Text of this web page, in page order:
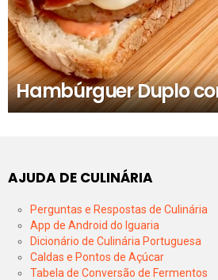
Hambúrguer Duplo
AJUDA DE CULINÁRIA
Perguntas e Respostas de Culinária
App de Android do Iguaria
Dicionário de Culinária Portuguesa
Caldas e Pontos de Açúcar
Tabela de Conversão de Fermentos